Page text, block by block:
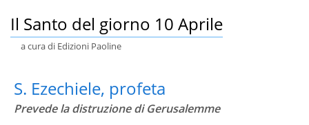
Il Santo del giorno 10 Aprile
a cura di Edizioni Paoline
S. Ezechiele, profeta
Prevede la distruzione di Gerusalemme